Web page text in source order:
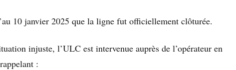
10 janvier 2025 que la ligne fut officiellement clôturée.
injuste, l’ULC est intervenue auprès de l’opérateur en
: